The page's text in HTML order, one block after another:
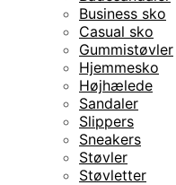
Business sko
Casual sko
Gummistøvler
Hjemmesko
Højhælede
Sandaler
Slippers
Sneakers
Støvler
Støvletter